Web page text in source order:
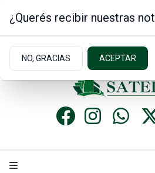
12.7ºc |
¿Querés recibir nuestras
NO, GRACIAS ACEPTAR